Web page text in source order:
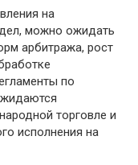
на
можно ожидать
арбитража, рост
по
торговле и
исполнения на